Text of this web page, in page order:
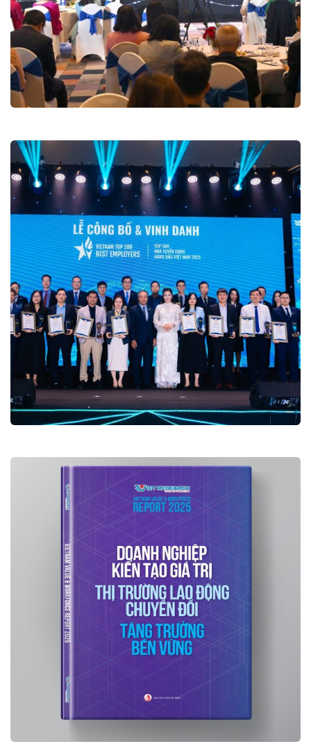
Diễn đàn Doanh nghiệp Việt 2025
Hội nghị và Diễn đàn
Lễ Công bố Value500-Value10-
VBE500-MAE50-VBW10 2025
Lễ công bố và Vinh danh
BÁO CÁO VIETNAM VALUE &
WORKFORCE REPORT 2025